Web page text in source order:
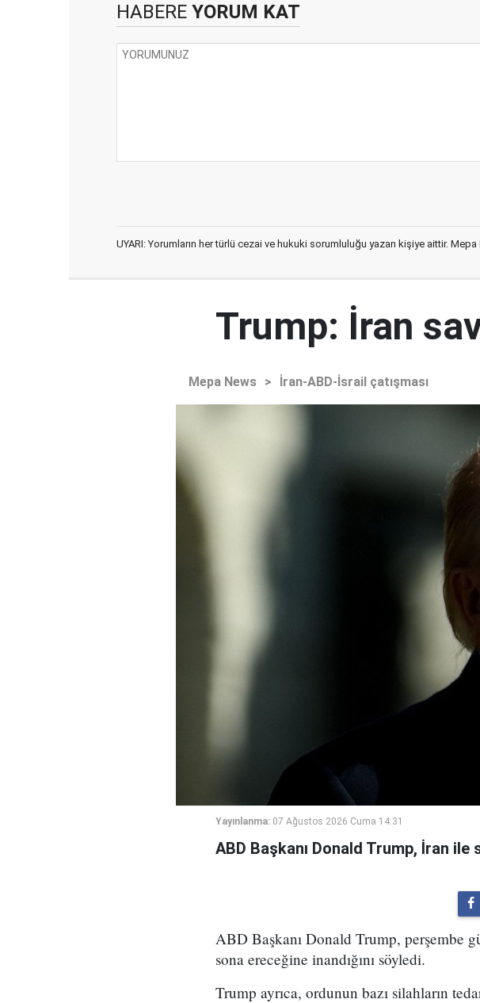
HABERE YORUM KAT
UYARI: Yorumların her türlü cezai ve hukuki sorumluluğu yazan kişiye aittir.
Trump: İran
Mepa News > İran-ABD-İsrail çatışması
Yayınlanma: 07 Ağustos 2026 Cuma 14:31
ABD Başkanı Donald Trump, İran ile
ABD Başkanı Donald Trump, perşembe
sona ereceğine inandığını söyledi.
Trump ayrıca, ordunun bazı silahların